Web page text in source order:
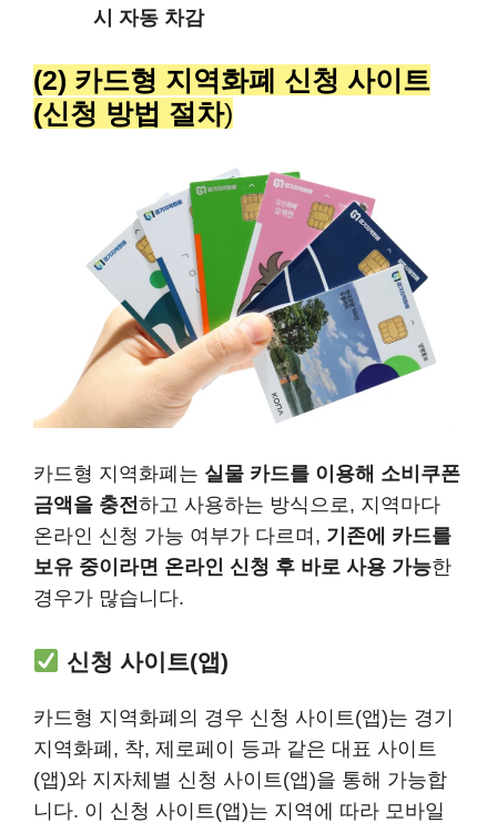
시 자동 차감
(2) 카드형 지역화폐 신청 사이트
(신청 방법 절차)
카드형 지역화폐는 실물 카드를 이용해 소비쿠폰
금액을 충전 하고 사용하는 방식으로, 지역마다
온라인 신청 가능 여부가 다르며, 기존에 카드를
보유 중이라면 온라인 신청 후 바로 사용 가능한
경우가 많습니다.
신청 사이트(앱)
카드형 지역화폐의 경우 신청 사이트(앱)는 경기
지역화폐, 착, 제로페이 등과 같은 대표 사이트
(앱)와 지자체별 신청 사이트(앱)을 통해 가능합
니다. 이 신청 사이트(앱)는 지역에 따라 모바일